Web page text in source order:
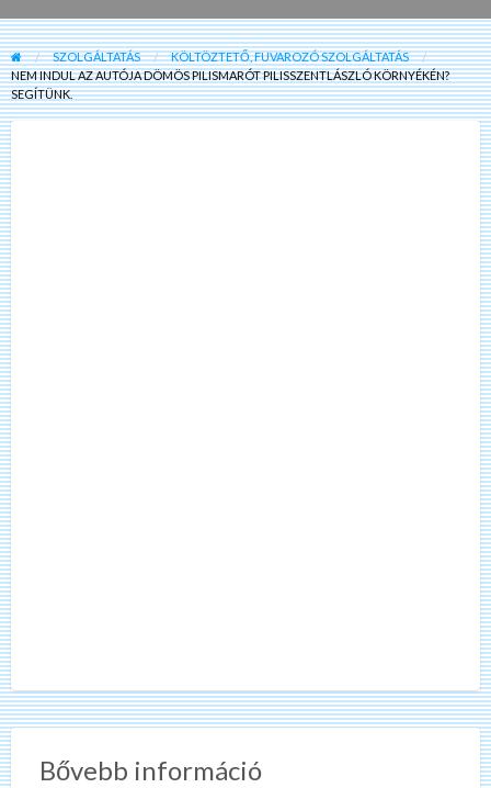
SZOLGÁLTATÁS
KÖLTÖZTETŐ, FUVAROZÓ SZOLGÁLTATÁS
NEM INDUL AZ AUTÓJA DÖMÖS PILISMARÓT PILISSZENTLÁSZLÓ KÖRNYÉKÉN?
SEGÍTÜNK.
Bővebb információ